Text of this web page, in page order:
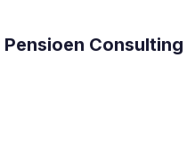
Consulting